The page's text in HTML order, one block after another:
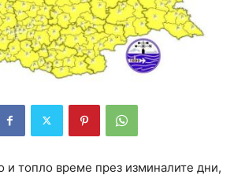
и топло време през изминалите дни,